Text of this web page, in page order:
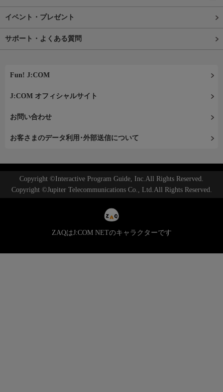
イベント・プレゼント
サポート・よくある質問
Fun! J:COM
J:COM オフィシャルサイト
お問い合わせ
お客さまのデータ利用･外部送信について
Copyright ©Interactive Program Guide, Inc.All Rights Reserved.
Copyright ©Jupiter Telecommunications Co., Ltd.All Rights Reserved.
ZAQはJ:COM NETのキャラクターです